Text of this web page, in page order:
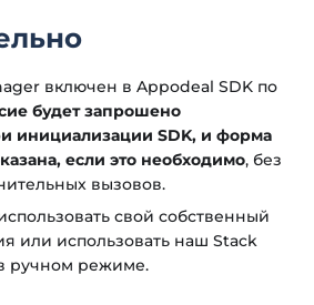
включен в Appodeal SDK по
будет запрошено
инициализации SDK, и форма
если это необходимо, без
вызовов.
свой собственный
или использовать наш Stack
ручном режиме.